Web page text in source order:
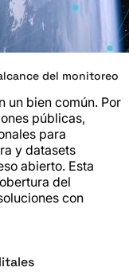
del monitoreo
un bien común. Por
públicas,
para
y datasets
abierto. Esta
del
con